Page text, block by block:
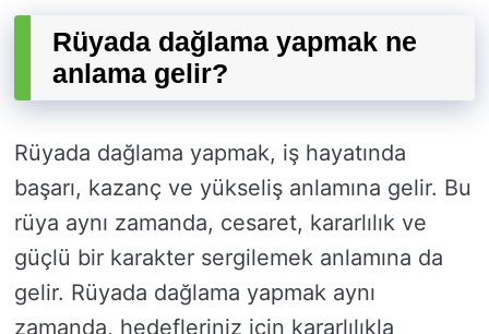
Rüyada dağlama yapmak ne
anlama gelir?
Rüyada dağlama yapmak, iş hayatında
başarı, kazanç ve yükseliş anlamına gelir. Bu
rüya aynı zamanda, cesaret, kararlılık ve
güçlü bir karakter sergilemek anlamına da
gelir. Rüyada dağlama yapmak aynı
zamanda, hedefleriniz için kararlılıkla